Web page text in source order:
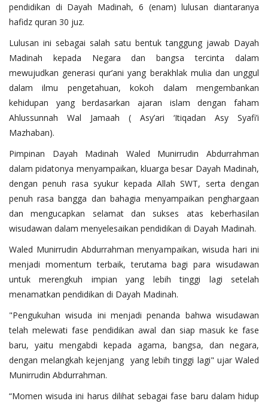
pendidikan di Dayah Madinah, 6 (enam) lulusan diantaranya
hafidz quran 30 juz.
Lulusan ini sebagai salah satu bentuk tanggung jawab Dayah
Madinah kepada Negara dan bangsa tercinta dalam
mewujudkan generasi qur’ani yang berakhlak mulia dan unggul
dalam ilmu pengetahuan, kokoh dalam mengembankan
kehidupan yang berdasarkan ajaran islam dengan faham
Ahlussunnah Wal Jamaah ( Asy’ari ‘Itiqadan Asy Syafi’i
Mazhaban).
Pimpinan Dayah Madinah Waled Munirrudin Abdurrahman
dalam pidatonya menyampaikan, kluarga besar Dayah Madinah,
dengan penuh rasa syukur kepada Allah SWT, serta dengan
penuh rasa bangga dan bahagia menyampaikan penghargaan
dan mengucapkan selamat dan sukses atas keberhasilan
wisudawan dalam menyelesaikan pendidikan di Dayah Madinah.
Waled Munirrudin Abdurrahman menyampaikan, wisuda hari ini
menjadi momentum terbaik, terutama bagi para wisudawan
untuk merengkuh impian yang lebih tinggi lagi setelah
menamatkan pendidikan di Dayah Madinah.
"Pengukuhan wisuda ini menjadi penanda bahwa wisudawan
telah melewati fase pendidikan awal dan siap masuk ke fase
baru, yaitu mengabdi kepada agama, bangsa, dan negara,
dengan melangkah kejenjang yang lebih tinggi lagi" ujar Waled
Munirrudin Abdurrahman.
“Momen wisuda ini harus dilihat sebagai fase baru dalam hidup